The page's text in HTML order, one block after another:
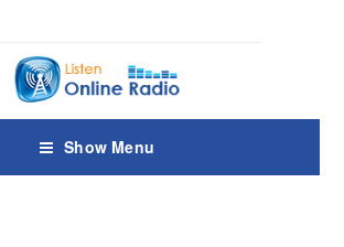
Show Menu